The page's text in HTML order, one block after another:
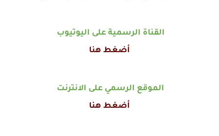
القناة الرسمية على اليوتيوب
أضغط هنا
الموقع الرسمي على الانترنت
أضغط هنا